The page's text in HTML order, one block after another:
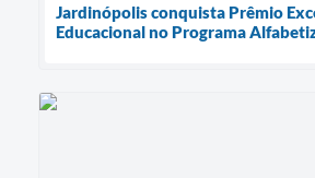
Jardinópolis conquista Prêmio
Educacional no Programa